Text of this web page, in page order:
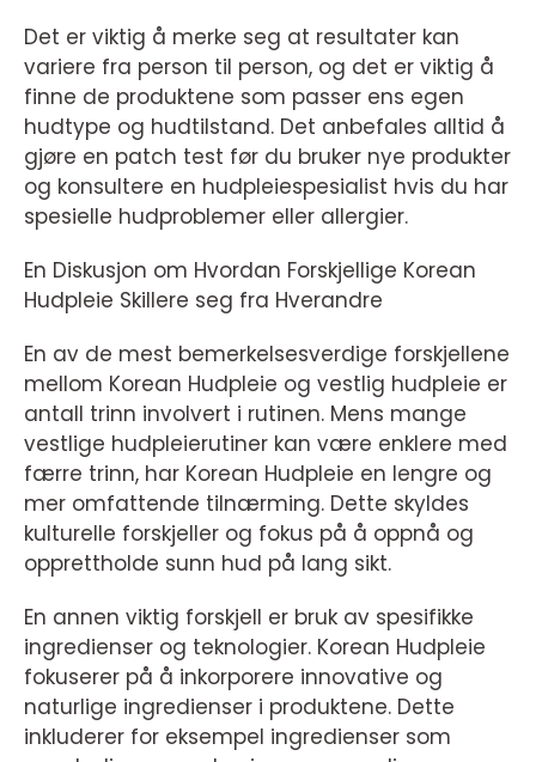
Det er viktig å merke seg at resultater kan
variere fra person til person, og det er viktig å
finne de produktene som passer ens egen
hudtype og hudtilstand. Det anbefales alltid å
gjøre en patch test før du bruker nye produkter
og konsultere en hudpleiespesialist hvis du har
spesielle hudproblemer eller allergier.
En Diskusjon om Hvordan Forskjellige Korean
Hudpleie Skillere seg fra Hverandre
En av de mest bemerkelsesverdige forskjellene
mellom Korean Hudpleie og vestlig hudpleie er
antall trinn involvert i rutinen. Mens mange
vestlige hudpleierutiner kan være enklere med
færre trinn, har Korean Hudpleie en lengre og
mer omfattende tilnærming. Dette skyldes
kulturelle forskjeller og fokus på å oppnå og
opprettholde sunn hud på lang sikt.
En annen viktig forskjell er bruk av spesifikke
ingredienser og teknologier. Korean Hudpleie
fokuserer på å inkorporere innovative og
naturlige ingredienser i produktene. Dette
inkluderer for eksempel ingredienser som